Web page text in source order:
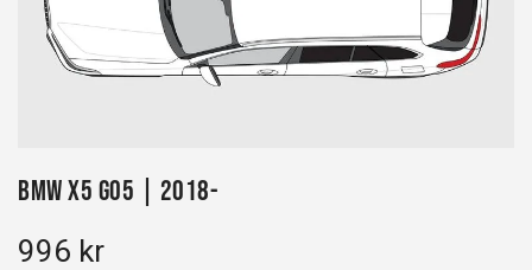
BMW X5 G05 | 2018-
996 kr